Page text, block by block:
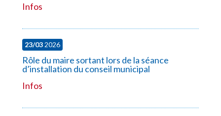
Infos
23/032026
Rôle du maire sortant lors de la séance
d’installation du conseil municipal
Infos